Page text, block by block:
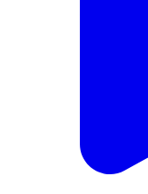
ପଦ୍ମପୁରରେ ନିଶୁଳ୍କ
#padampurtv